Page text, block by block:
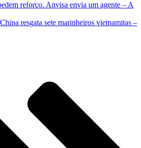
reforço. Anvisa envia um agente – A
resgata sete marinheiros vietnamitas –